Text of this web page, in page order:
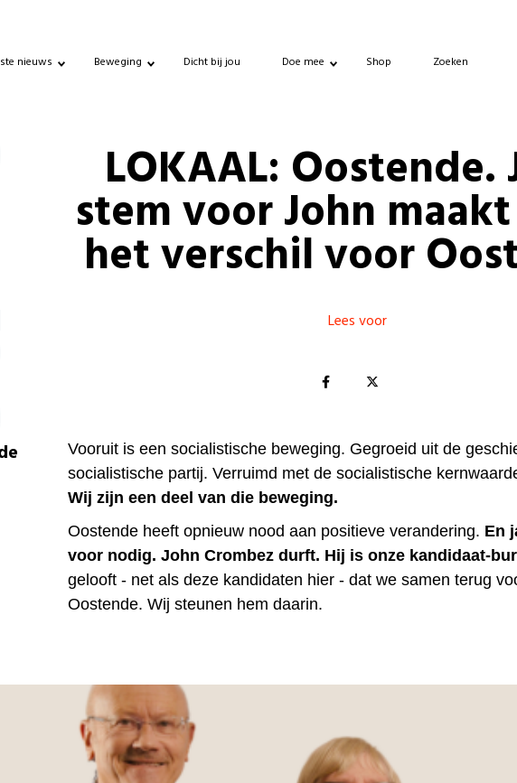
nieuws Beweging Dicht bij jou Doe mee Shop Zoeken
LOKAAL: Oostende.
stem voor John
het verschil voor
Lees voor
Vooruit is een socialistische beweging. Gegroeid uit de
socialistische partij. Verruimd met de socialistische
Wij zijn een deel van die beweging.
Oostende heeft opnieuw nood aan positieve verandering. En
voor nodig. John Crombez durft. Hij is onze kandidaat-
gelooft - net als deze kandidaten hier - dat we samen terug
Oostende. Wij steunen hem daarin.